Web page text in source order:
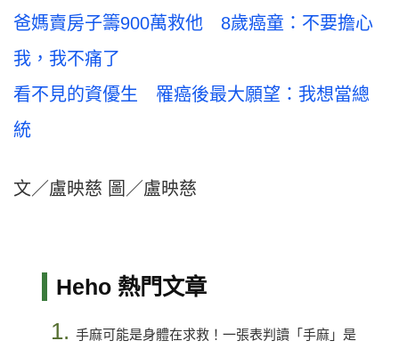
爸媽賣房子籌900萬救他 8歲癌童：不要擔心
我，我不痛了
看不見的資優生 罹癌後最大願望：我想當總
統
文／盧映慈 圖／盧映慈
Heho 熱門文章
1. 手麻可能是身體在求救！一張表判讀「手麻」是